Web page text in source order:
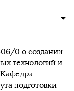
0 о создании
технологий и
подготовки